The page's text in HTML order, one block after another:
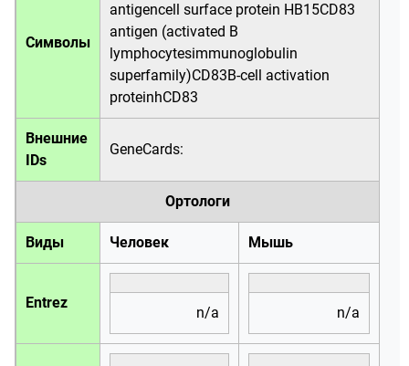
Символы
antigencell surface protein HB15CD83
antigen (activated B
lymphocytesimmunoglobulin
superfamily)CD83B-cell activation
proteinhCD83
Внешние
IDs
GeneCards:
Ортологи
Виды Человек Мышь
Entrez
n/a n/a